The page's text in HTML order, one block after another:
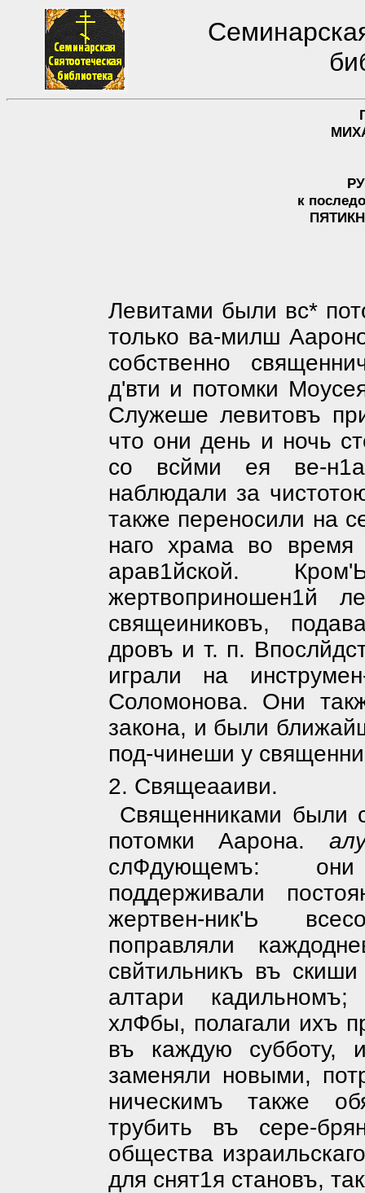
к
Левитами были вс*
только ва-милш
собственно
д'вти и потомки
Служеше левитовъ
что они день и ночь
со всйми ея ве-
наблюдали за
также переносили на
наго храма во время
арав1йской.
жертвоприношен1й
свящеиниковъ,
дровъ и т. п.
играли на
Соломонова. Они
закона, и были
под-чинеши у
2. Свящеааиви.
Священниками были
потомки Ааро­на.
слФдующемъ:
поддерживали
жертвен-ник'Ь
поправляли
свйтильникъ въ
алтари кадильномъ;
хлФбы, полагали ихъ
въ каждую субботу,
заменяли новыми,
ническимъ также
трубить въ сере-
общества
для снят1я становъ,